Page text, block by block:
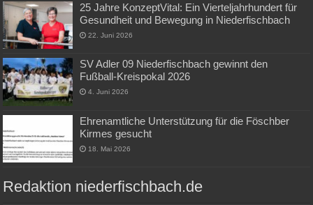
25 Jahre KonzeptVital: Ein Vierteljahrhundert für
Gesundheit und Bewegung in Niederfischbach
22. Juni 2026
SV Adler 09 Niederfischbach gewinnt den
Fußball-Kreispokal 2026
4. Juni 2026
Ehrenamtliche Unterstützung für die Föschber
Kirmes gesucht
18. Mai 2026
Redaktion niederfischbach.de